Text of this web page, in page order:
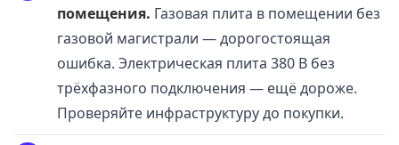
помещения. Газовая плита в помещении без
газовой магистрали — дорогостоящая
ошибка. Электрическая плита 380 В без
трёхфазного подключения — ещё дороже.
Проверяйте инфраструктуру до покупки.